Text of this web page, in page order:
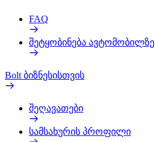
FAQ
შეტყობინება ავტომობილზე
Bolt ბიზნესისთვის
შეღავათები
სამსახურის პროფილი